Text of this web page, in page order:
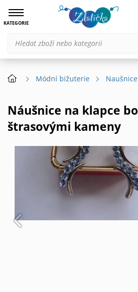
KATEGORIE
Módní bižuterie Naušnice
Náušnice na klapce bohatě zdobené
štrasovými kameny